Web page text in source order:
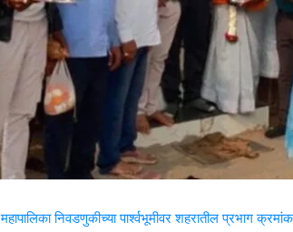
महापालिका निवडणुकीच्या पार्श्वभूमीवर शहरातील प्रभाग